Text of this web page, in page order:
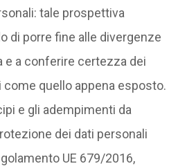
tale prospettiva
di porre fine alle divergenze
e a conferire certezza dei
quello appena esposto.
e gli adempimenti da
dei dati personali
UE 679/2016,